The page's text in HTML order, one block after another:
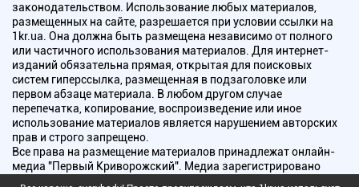
законодательством. Использование любых материалов,
размещенных на сайте, разрешается при условии ссылки на
1kr.ua. Она должна быть размещена независимо от полного
или частичного использования материалов. Для интернет-
изданий обязательна прямая, открытая для поисковых
систем гиперссылка, размещенная в подзаголовке или
первом абзаце материала. В любом другом случае
перепечатка, копирование, воспроизведение или иное
использование материалов является нарушением авторских
прав и строго запрещено.
Все права на размещение материалов принадлежат онлайн-
медиа "Первый Криворожский". Медиа зарегистрировано